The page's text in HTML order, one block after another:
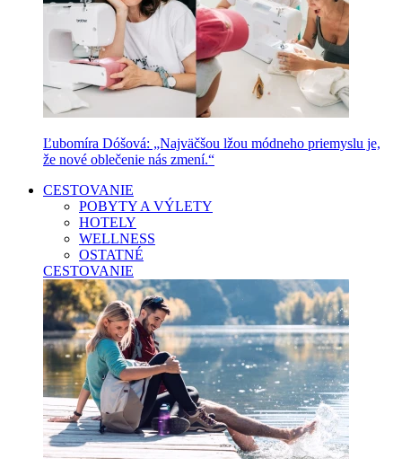
Ľubomíra Dóšová: „Najväčšou lžou módneho priemyslu je,
že nové oblečenie nás zmení.“
CESTOVANIE
POBYTY A VÝLETY
HOTELY
WELLNESS
OSTATNÉ
CESTOVANIE